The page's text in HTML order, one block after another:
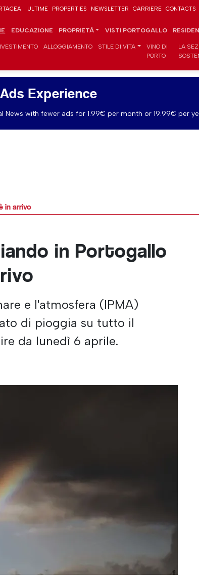
ULTIME PROPERTIES NEWSLETTER CARRIERE CONTACTS
EDUCAZIONE PROPRIETÀ VISTI PORTOGALLO
ALLOGGIAMENTO STILE DI VITA
VINO DI
PORTO
LA
Experience
News with fewer ads for 1.99€ per month or 19.99€ per
in arrivo
in Portogallo
e l'atmosfera (IPMA)
di pioggia su tutto il
da lunedì 6 aprile.